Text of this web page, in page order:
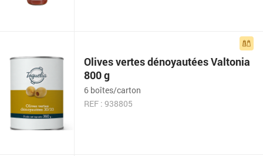
Olives vertes dénoyautées Valtonia
800 g
6 boîtes/carton
REF : 938805